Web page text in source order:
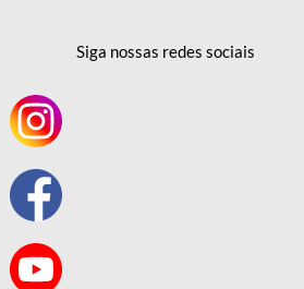
Siga nossas redessociais